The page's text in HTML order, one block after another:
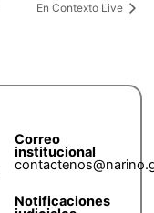
En Contexto Live
Correo
institucional
Notificaciones